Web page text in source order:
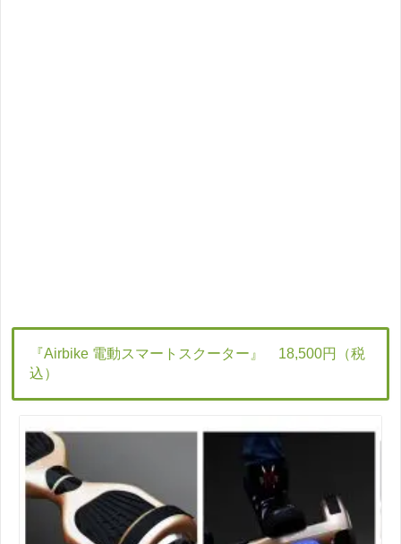
『Airbike 電動スマートスクーター』 18,500円（税
込）